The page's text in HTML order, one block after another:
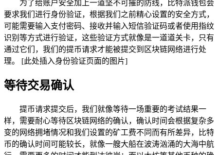
为了给账户安全加上一道坚不可摧的防线，比特派钱包会
要求我们进行身份验证，根据我们之前精心设置的安全方式，
可能需要输入支付密码、接收并输入短信验证码或者使用指纹
识别等方式进行验证，这些验证方式就像是一道道关卡，只有
通过它们，我们的提币请求才能被提交到区块链网络进行处
理。 [此处插入身份验证页面的图片]
等待交易确认
提币请求提交后，我们就像等待一场重要的考试结果一
样，需要耐心等待区块链网络的确认，确认时间会根据复杂多
变的网络拥堵情况和我们设置的矿工费不同而有所差异，比特
币的确认时间可能较长，就像一艘大船在波涛汹涌的大海中航